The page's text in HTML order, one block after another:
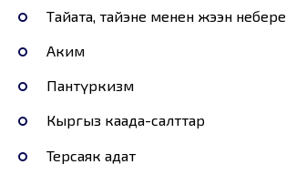
Тайата, тайэне менен жээн небере
Аким
Пантүркизм
Кыргыз каада-салттар
Терсаяк адат